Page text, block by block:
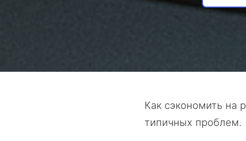
Как сэкономить на
типичных проблем.